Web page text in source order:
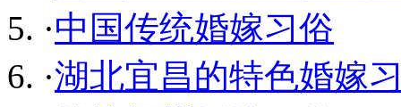
·中国传统婚嫁习俗
·湖北宜昌的特色婚嫁